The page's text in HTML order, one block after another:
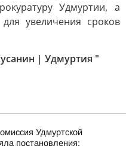
Удмуртии, а
увеличения сроков
| Удмуртия "
Удмуртской
постановления: